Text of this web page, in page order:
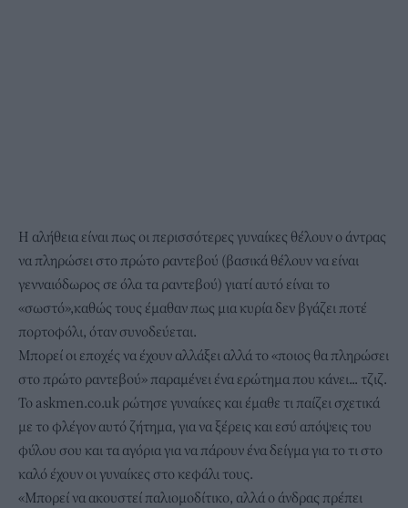
Η αλήθεια είναι πως οι περισσότερες γυναίκες θέλουν ο άντρας
να πληρώσει στο πρώτο ραντεβού (βασικά θέλουν να είναι
γενναιόδωρος σε όλα τα ραντεβού) γιατί αυτό είναι το
«σωστό»,καθώς τους έμαθαν πως μια κυρία δεν βγάζει ποτέ
πορτοφόλι, όταν συνοδεύεται.
Μπορεί οι εποχές να έχουν αλλάξει αλλά το «ποιος θα πληρώσει
στο πρώτο ραντεβού» παραμένει ένα ερώτημα που κάνει... τζιζ.
Το askmen.co.uk ρώτησε γυναίκες και έμαθε τι παίζει σχετικά
με το φλέγον αυτό ζήτημα, για να ξέρεις και εσύ απόψεις του
φύλου σου και τα αγόρια για να πάρουν ένα δείγμα για το τι στο
καλό έχουν οι γυναίκες στο κεφάλι τους.
«Μπορεί να ακουστεί παλιομοδίτικο, αλλά ο άνδρας πρέπει